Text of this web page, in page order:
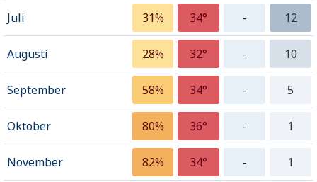
Juli 31% 34° - 12
Augusti 28% 32° - 10
September 58% 34° - 5
Oktober 80% 36° - 1
November 82% 34° - 1